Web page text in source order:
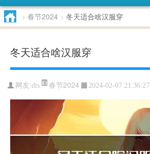
> 春节2024 > 冬天适合啥汉服穿
冬天适合啥汉服穿
网友:dts 春节2024 2024-02-07 21:36:27